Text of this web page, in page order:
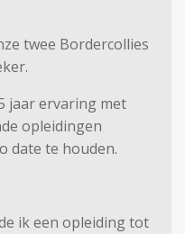
twee Bordercollies
jaar ervaring met
opleidingen
date te houden.
ik een opleiding tot